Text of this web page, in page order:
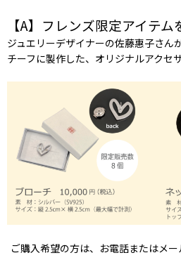
【A】フレンズ限定アイテ
ジュエリーデザイナーの佐藤惠子さん
チーフに製作した、オリジナルアクセ
ご購入希望の方は、お電話またはメ